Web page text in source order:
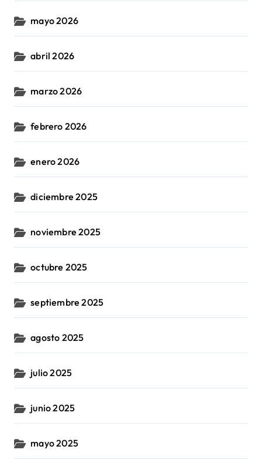
mayo 2026
abril 2026
marzo 2026
febrero 2026
enero 2026
diciembre 2025
noviembre 2025
octubre 2025
septiembre 2025
agosto 2025
julio 2025
junio 2025
mayo 2025